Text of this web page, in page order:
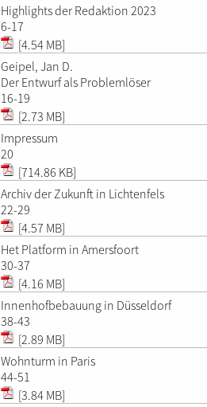
Highlights der Redaktion 2023
6-17
[4.54 MB]
Geipel, Jan D.
Der Entwurf als Problemlöser
16-19
[2.73 MB]
Impressum
20
[714.86 KB]
Archiv der Zukunft in Lichtenfels
22-29
[4.57 MB]
Het Platform in Amersfoort
30-37
[4.16 MB]
Innenhofbebauung in Düsseldorf
38-43
[2.89 MB]
Wohnturm in Paris
44-51
[3.84 MB]